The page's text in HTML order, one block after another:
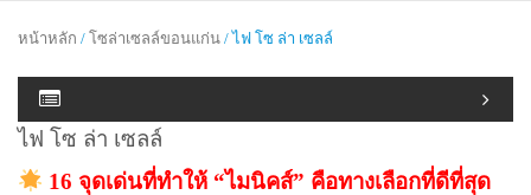
หน้าหลัก / โซล่าเซลล์ขอนแก่น / ไฟ โซ ล่า เซลล์
ไฟ โซ ล่า เซลล์
16 จุดเด่นที่ทำให้ “ไมนิคส์” คือทางเลือกที่ดีที่สุด